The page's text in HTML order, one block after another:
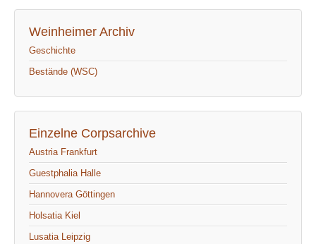
Weinheimer Archiv
Geschichte
Bestände (WSC)
Einzelne Corpsarchive
Austria Frankfurt
Guestphalia Halle
Hannovera Göttingen
Holsatia Kiel
Lusatia Leipzig